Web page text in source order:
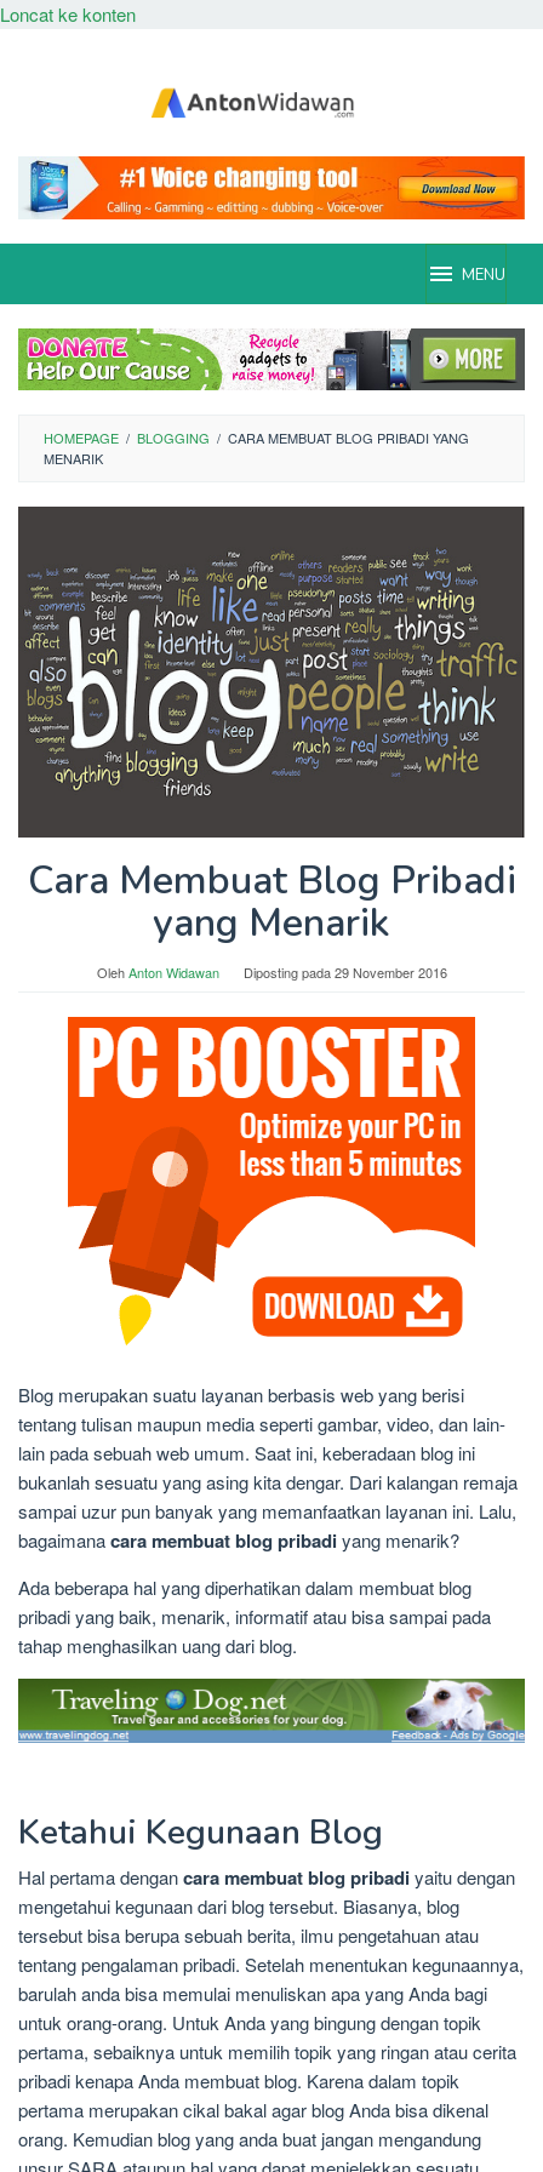
Loncat ke konten
MENU
HOMEPAGE / BLOGGING / CARA MEMBUAT BLOG PRIBADI YANG
MENARIK
Cara Membuat Blog Pribadi
yang Menarik
OlehAnton Widawan Diposting pada29 November 2016
Blog merupakan suatu layanan berbasis web yang berisi
tentang tulisan maupun media seperti gambar, video, dan lain-
lain pada sebuah web umum. Saat ini, keberadaan blog ini
bukanlah sesuatu yang asing kita dengar. Dari kalangan remaja
sampai uzur pun banyak yang memanfaatkan layanan ini. Lalu,
bagaimanacara membuat blog pribadiyang menarik?
Ada beberapa hal yang diperhatikan dalam membuat blog
pribadi yang baik, menarik, informatif atau bisa sampai pada
tahap menghasilkan uang dari blog.
Ketahui Kegunaan Blog
Hal pertama dengancara membuat blog pribadiyaitu dengan
mengetahui kegunaan dari blog tersebut. Biasanya, blog
tersebut bisa berupa sebuah berita, ilmu pengetahuan atau
tentang pengalaman pribadi. Setelah menentukan kegunaannya,
barulah anda bisa memulai menuliskan apa yang Anda bagi
untuk orang-orang. Untuk Anda yang bingung dengan topik
pertama, sebaiknya untuk memilih topik yang ringan atau cerita
pribadi kenapa Anda membuat blog. Karena dalam topik
pertama merupakan cikal bakal agar blog Anda bisa dikenal
orang. Kemudian blog yang anda buat jangan mengandung